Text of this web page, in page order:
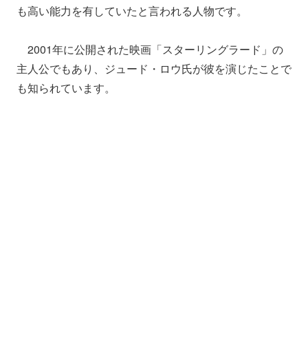
も高い能力を有していたと言われる人物です。
2001年に公開された映画「スターリングラード」の
主人公でもあり、ジュード・ロウ氏が彼を演じたことで
も知られています。